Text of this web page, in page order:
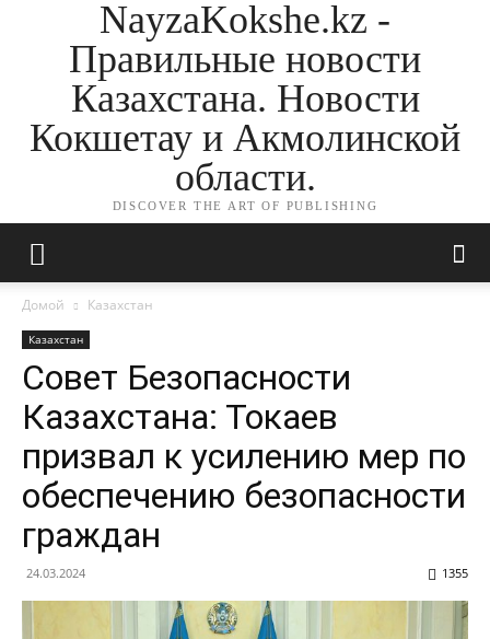
NayzaKokshe.kz -
Правильные новости
Казахстана. Новости
Кокшетау и Акмолинской
области.
DISCOVER THE ART OF PUBLISHING
Домой Казахстан
Казахстан
Совет Безопасности
Казахстана: Токаев
призвал к усилению мер по
обеспечению безопасности
граждан
24.03.2024 1355